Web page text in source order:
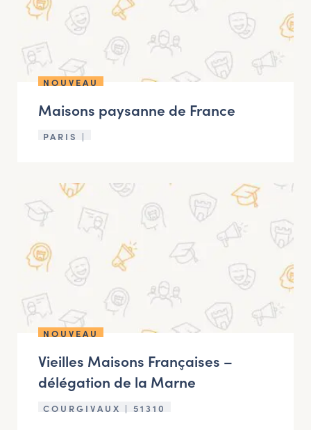
NOUVEAU
Maisons paysanne de France
PARIS |
NOUVEAU
Vieilles Maisons Françaises –
délégation de la Marne
COURGIVAUX | 51310